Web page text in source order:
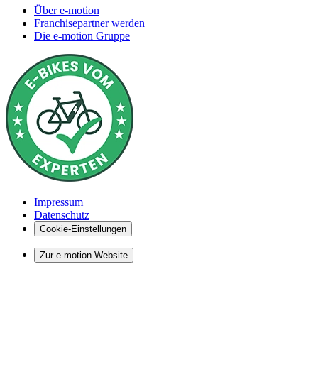
Über e-motion
Franchisepartner werden
Die e-motion Gruppe
Impressum
Datenschutz
Cookie-Einstellungen
Zur e-motion Website